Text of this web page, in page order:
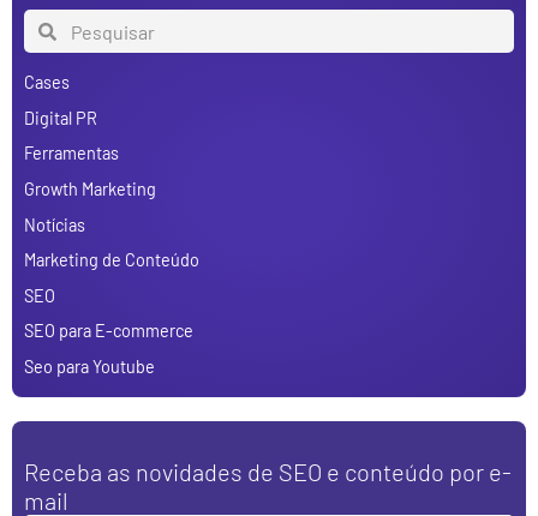
Cases
Digital PR
Ferramentas
Growth Marketing
Notícias
Marketing de Conteúdo
SEO
SEO para E-commerce
Seo para Youtube
Receba as novidades de SEO e conteúdo por e-
mail